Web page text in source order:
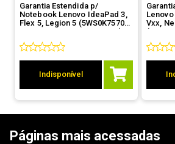
Garantia Estendida p/
Notebook Lenovo IdeaPad 3,
Flex 5, Legion 5 (5WS0K75704
- De 1 ano DP p/ 3 anos DP)
Indisponível
Lenovo
Vxx,
2 PS)
Páginas mais acessadas